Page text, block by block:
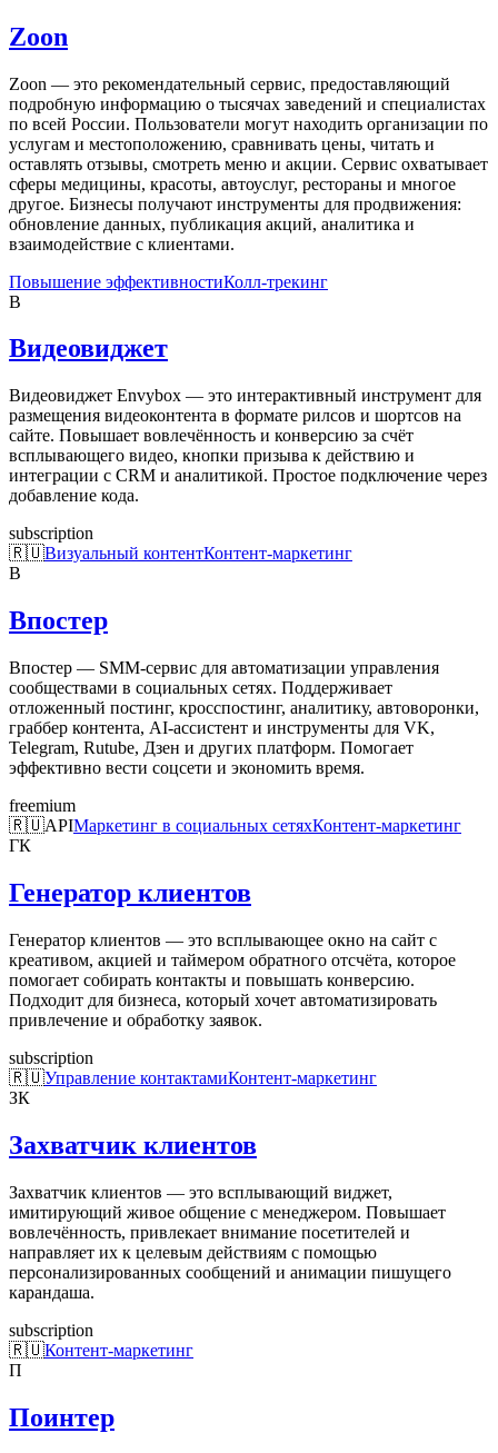
Zoon
Zoon — это рекомендательный сервис, предоставляющий
подробную информацию о тысячах заведений и специалистах
по всей России. Пользователи могут находить организации по
услугам и местоположению, сравнивать цены, читать и
оставлять отзывы, смотреть меню и акции. Сервис охватывает
сферы медицины, красоты, автоуслуг, рестораны и многое
другое. Бизнесы получают инструменты для продвижения:
обновление данных, публикация акций, аналитика и
взаимодействие с клиентами.
Повышение эффективностиКолл-трекинг
В
Видеовиджет
Видеовиджет Envybox — это интерактивный инструмент для
размещения видеоконтента в формате рилсов и шортсов на
сайте. Повышает вовлечённость и конверсию за счёт
всплывающего видео, кнопки призыва к действию и
интеграции с CRM и аналитикой. Простое подключение через
добавление кода.
subscription
🇷🇺Визуальный контентКонтент-маркетинг
В
Впостер
Впостер — SMM-сервис для автоматизации управления
сообществами в социальных сетях. Поддерживает
отложенный постинг, кросспостинг, аналитику, автоворонки,
граббер контента, AI-ассистент и инструменты для VK,
Telegram, Rutube, Дзен и других платформ. Помогает
эффективно вести соцсети и экономить время.
freemium
🇷🇺APIМаркетинг в социальных сетяхКонтент-маркетинг
ГК
Генератор клиентов
Генератор клиентов — это всплывающее окно на сайт с
креативом, акцией и таймером обратного отсчёта, которое
помогает собирать контакты и повышать конверсию.
Подходит для бизнеса, который хочет автоматизировать
привлечение и обработку заявок.
subscription
🇷🇺Управление контактамиКонтент-маркетинг
ЗК
Захватчик клиентов
Захватчик клиентов — это всплывающий виджет,
имитирующий живое общение с менеджером. Повышает
вовлечённость, привлекает внимание посетителей и
направляет их к целевым действиям с помощью
персонализированных сообщений и анимации пишущего
карандаша.
subscription
🇷🇺Контент-маркетинг
П
Поинтер